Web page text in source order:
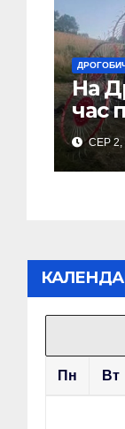
На
час
СЕР 2,
Пн Вт